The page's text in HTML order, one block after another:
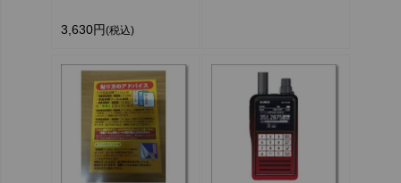
3,630円(税込)